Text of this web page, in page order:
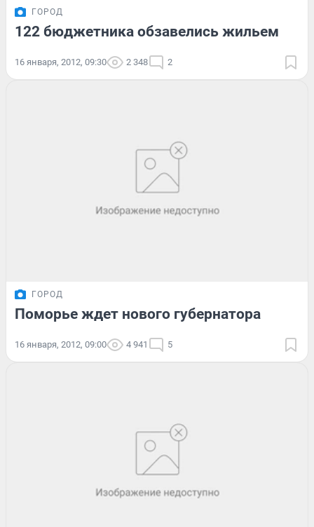
ГОРОД
122 бюджетника обзавелись жильем
16 января, 2012, 09:30 2 348 2
ГОРОД
Поморье ждет нового губернатора
16 января, 2012, 09:00 4 941 5